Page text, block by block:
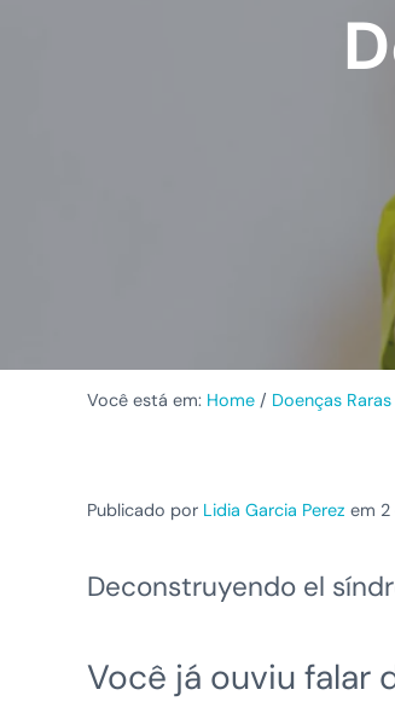
Você está em: Home / Doenças Raras
Publicado por Lidia Garcia Perez em
Deconstruyendo el
Você já ouviu falar